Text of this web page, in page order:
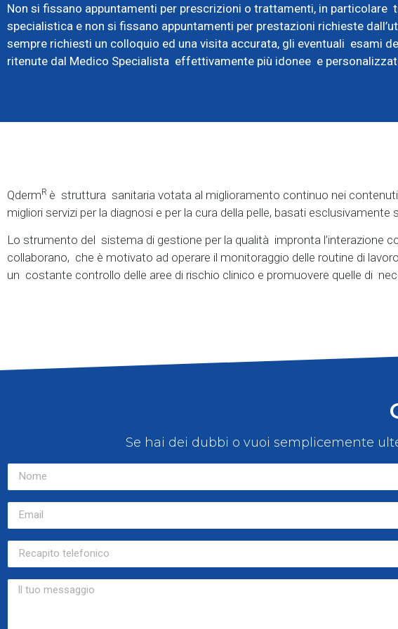
Non si fissano appuntamenti per prescrizioni o trattamenti, in
specialistica e non si fissano appuntamenti per prestazioni richieste
sempre richiesti un colloquio ed una visita accurata, gli eventuali esami
ritenute dal Medico Specialista effettivamente più idonee e
QdermR è struttura sanitaria votata al miglioramento continuo nei
migliori servizi per la diagnosi e per la cura della pelle, basati
Lo strumento del sistema di gestione per la qualità impronta l’interazione
collaborano, che è motivato ad operare il monitoraggio delle routine di
un costante controllo delle aree di rischio clinico e promuovere quelle di
Se hai dei dubbi o vuoi semplicemente